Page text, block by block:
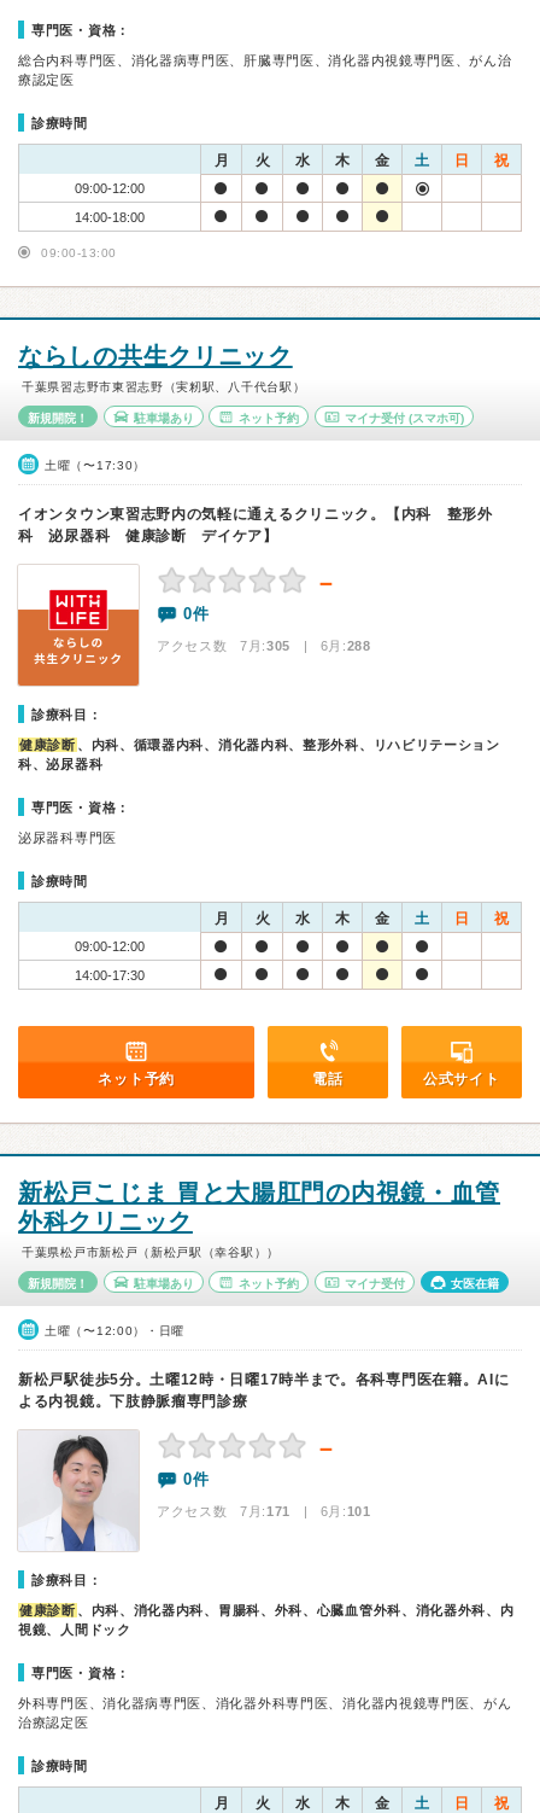
専門医・資格：
総合内科専門医、消化器病専門医、肝臓専門医、消化器内視鏡専門医、がん治
療認定医
診療時間
月 火 水 木 金 土 日 祝
09:00-12:00
14:00-18:00
09:00-13:00
ならしの共生クリニック
千葉県習志野市東習志野（実籾駅、八千代台駅）
新規開院！ 駐車場あり ネット予約 マイナ受付 (スマホ可)
土曜（〜17:30）
イオンタウン東習志野内の気軽に通えるクリニック。【内科 整形外
科 泌尿器科 健康診断 デイケア】
－
0件
アクセス数 7月:305 | 6月:288
診療科目：
健康診断 、内科、循環器内科、消化器内科、整形外科、リハビリテーション
科、泌尿器科
専門医・資格：
泌尿器科専門医
診療時間
月 火 水 木 金 土 日 祝
09:00-12:00
14:00-17:30
ネット予約 電話 公式サイト
新松戸こじま 胃と大腸肛門の内視鏡・血管
外科クリニック
千葉県松戸市新松戸（新松戸駅（幸谷駅））
新規開院！ 駐車場あり ネット予約 マイナ受付 女医在籍
土曜（〜12:00）・日曜
新松戸駅徒歩5分。土曜12時・日曜17時半まで。各科専門医在籍。AIに
よる内視鏡。下肢静脈瘤専門診療
－
0件
アクセス数 7月:171 | 6月:101
診療科目：
健康診断 、内科、消化器内科、胃腸科、外科、心臓血管外科、消化器外科、内
視鏡、人間ドック
専門医・資格：
外科専門医、消化器病専門医、消化器外科専門医、消化器内視鏡専門医、がん
治療認定医
診療時間
月 火 水 木 金 土 日 祝